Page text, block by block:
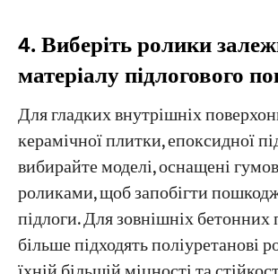
4. Виберіть ролики
матеріалу підлогового
Для гладких внутрішніх
керамічної плитки, епоксидної
вибирайте моделі, оснащені
роликами, щоб запобігти
підлоги. Для зовнішніх бетонних
більше підходять поліуретанові